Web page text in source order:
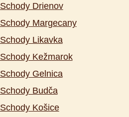
Schody Drienov
Schody Margecany
Schody Likavka
Schody Kežmarok
Schody Gelnica
Schody Budča
Schody Košice